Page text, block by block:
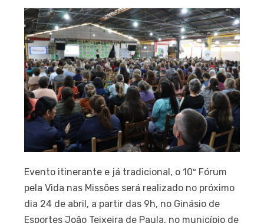
Evento itinerante e já tradicional, o 10º Fórum
pela Vida nas Missões será realizado no próximo
dia 24 de abril, a partir das 9h, no Ginásio de
Esportes João Teixeira de Paula, no município de